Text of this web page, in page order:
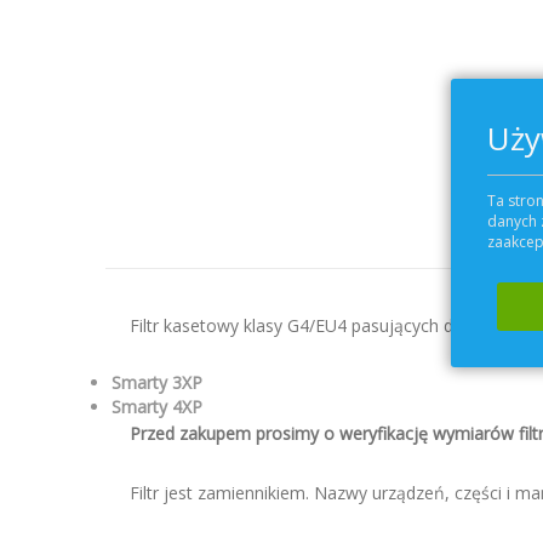
Filtr kasetowy klasy G4/EU4 pasujących do centrali
Smarty 3XP
Smarty 4XP
Przed zakupem prosimy o weryfikację wymiarów
Filtr jest zamiennikiem. Nazwy urządzeń, części i
Ta
danych